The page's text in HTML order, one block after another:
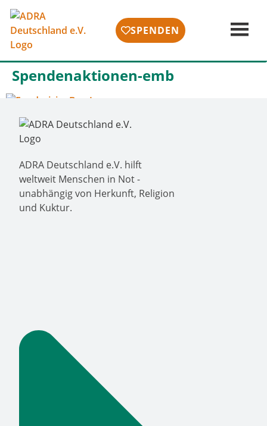
SPENDEN
Spendenaktionen-emb
ADRA Deutschland e.V. hilft
weltweit Menschen in Not -
unabhängig von Herkunft, Religion
und Kuktur.